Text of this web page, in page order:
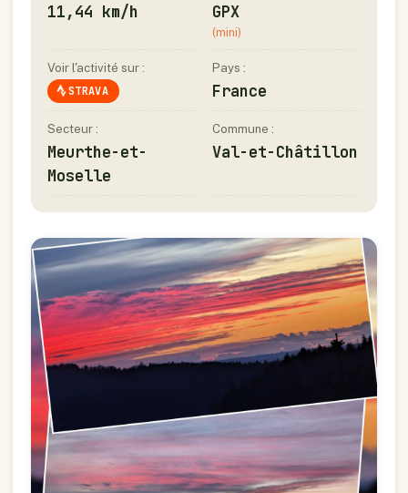
11,44 km/h GPX
(mini)
Voir l'activité sur :
STRAVA
Pays :
France
Secteur :
Meurthe-et-
Moselle
Commune :
Val-et-Châtillon